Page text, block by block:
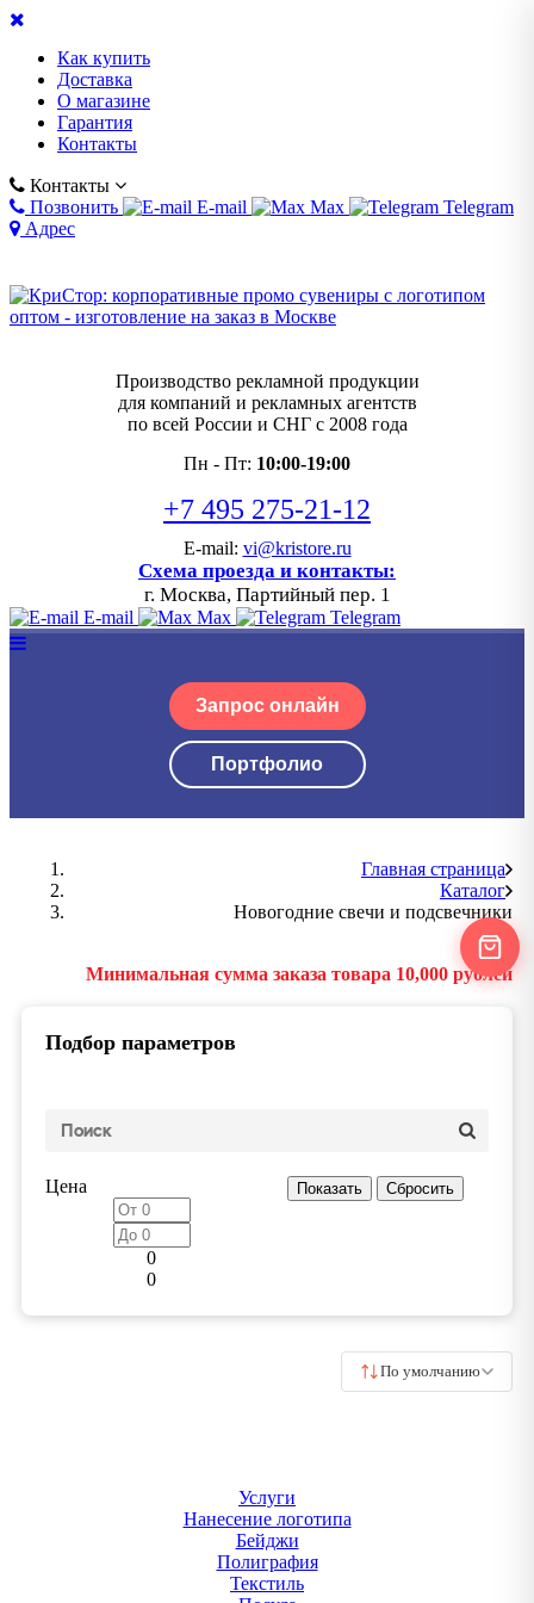
Как купить
Доставка
О магазине
Гарантия
Контакты
Контакты
Позвонить
E-mail Max
Telegram
Адрес
Производство рекламной продукции
для компаний и рекламных агентств
по всей России и СНГ с 2008 года
Пн - Пт: 10:00-19:00
+7 495 275-21-12
E-mail: vi@kristore.ru
Схема проезда и контакты:
г. Москва, Партийный пер. 1
E-mail Max Telegram
Запрос онлайн
Портфолио
Главная страница
Каталог
Новогодние свечи и подсвечники
Минимальная сумма заказа товара 10,000 рублей
Подбор параметров
Цена
0
0
По умолчанию
Услуги
Нанесение логотипа
Бейджи
Полиграфия
Текстиль